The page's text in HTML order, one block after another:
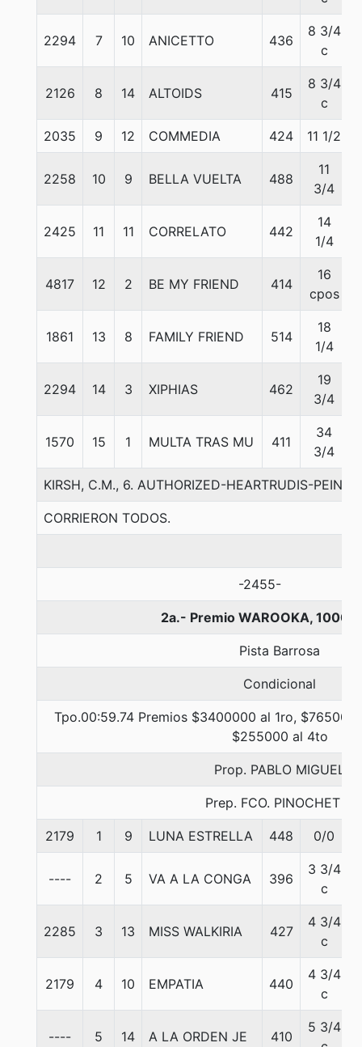
2294 7 10 ANICETTO 436
8 3/4
c
2126 8 14 ALTOIDS 415
8 3/4
c
2035 9 12 COMMEDIA 424 11 1/2
2258 10 9 BELLA VUELTA 488
11
3/4
2425 11 11 CORRELATO 442
14
1/4
4817 12 2 BE MY FRIEND 414
16
cpos
1861 13 8 FAMILY FRIEND 514
18
1/4
2294 14 3 XIPHIAS 462
19
3/4
1570 15 1 MULTA TRAS MU 411
34
3/4
KIRSH, C.M., 6. AUTHORIZED-HEARTRUDIS-
CORRIERON TODOS.
-2455-
2a.- Premio WAROOKA, 1000
Pista Barrosa
Condicional
Tpo.00:59.74 Premios $3400000 al 1ro,
$255000 al 4to
Prop. PABLO MIGUEL
Prep. FCO. PINOCHET P.
2179 1 9 LUNA ESTRELLA 448 0/0
---- 2 5 VA A LA CONGA 396
3 3/4
c
2285 3 13 MISS WALKIRIA 427
4 3/4
c
2179 4 10 EMPATIA 440
4 3/4
c
---- 5 14 A LA ORDEN JE 410
5 3/4